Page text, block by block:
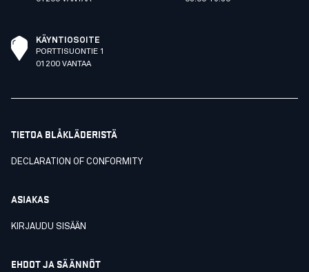
KÄYNTIOSOITE
PORTTISUONTIE 1
01200 VANTAA
TIETOA BLÅKLÄDERISTÄ
DECLARATION OF CONFORMITY
ASIAKAS
KIRJAUDU SISÄÄN
EHDOT JA SÄÄNNÖT